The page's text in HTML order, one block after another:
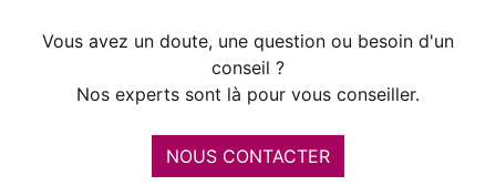
Vous avez un doute, une question ou besoin d'un
conseil ?
Nos experts sont là pour vous conseiller.
NOUS CONTACTER